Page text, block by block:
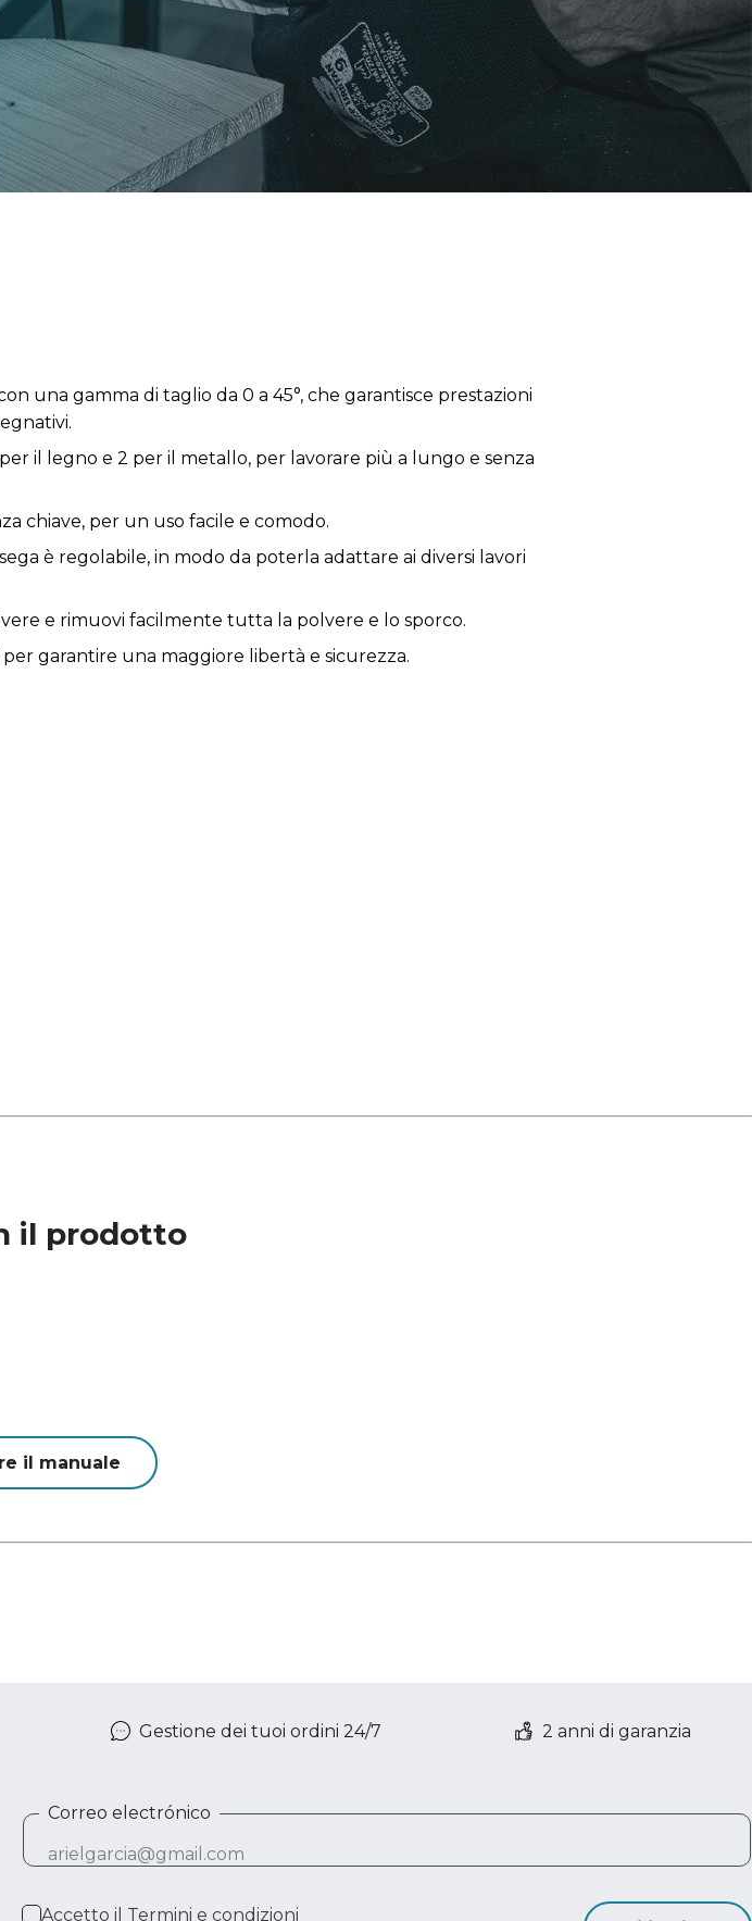
una gamma di taglio da 0 a 45°, che garantisce prestazioni
il legno e 2 per il metallo, per lavorare più a lungo e senza
chiave, per un uso facile e comodo.
è regolabile, in modo da poterla adattare ai diversi lavori
e rimuovi facilmente tutta la polvere e lo sporco.
garantire una maggiore libertà e sicurezza.
il prodotto
il manuale
Gestione dei tuoi ordini 24/7 2 anni di garanzia
Correo electrónico
Accetto il Termini e condizioni